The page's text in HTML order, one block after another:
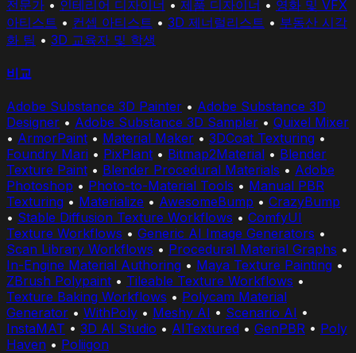
전문가 • 인테리어 디자이너 • 제품 디자이너 • 영화 및 VFX
아티스트 • 컨셉 아티스트 • 3D 제너럴리스트 • 부동산 시각
화 팀 • 3D 교육자 및 학생
비교
Adobe Substance 3D Painter • Adobe Substance 3D
Designer • Adobe Substance 3D Sampler • Quixel Mixer
• ArmorPaint • Material Maker • 3DCoat Texturing •
Foundry Mari • PixPlant • Bitmap2Material • Blender
Texture Paint • Blender Procedural Materials • Adobe
Photoshop • Photo-to-Material Tools • Manual PBR
Texturing • Materialize • AwesomeBump • CrazyBump
• Stable Diffusion Texture Workflows • ComfyUI
Texture Workflows • Generic AI Image Generators •
Scan Library Workflows • Procedural Material Graphs •
In-Engine Material Authoring • Maya Texture Painting •
ZBrush Polypaint • Tileable Texture Workflows •
Texture Baking Workflows • Polycam Material
Generator • WithPoly • Meshy AI • Scenario AI •
InstaMAT • 3D AI Studio • AITextured • GenPBR • Poly
Haven • Poliigon